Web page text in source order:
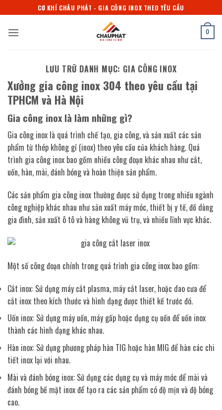
qua
CƠ KHÍ CHÂU PHÁT - GIA CÔNG INOX THEO YÊU CẦU
0
LƯU TRỮ DANH MỤC: GIA CÔNG INOX
Xưởng gia công inox 304 theo yêu cầu tại
TPHCM và Hà Nội
Gia công inox là làm những gì?
Gia công inox là quá trình chế tạo, gia công, và sản xuất các sản
phẩm từ thép không gỉ (inox) theo yêu cầu của khách hàng. Quá
trình gia công inox bao gồm nhiều công đoạn khác nhau như cắt,
uốn, hàn, mài, đánh bóng và hoàn thiện sản phẩm.
Các sản phẩm gia công inox thường được sử dụng trong nhiều ngành
công nghiệp khác nhau như sản xuất máy móc, thiết bị y tế, đồ dùng
gia đình, sản xuất ô tô và hàng không vũ trụ, và nhiều lĩnh vực khác.
Một số công đoạn chính trong quá trình gia công inox bao gồm:
Cắt inox: Sử dụng máy cắt plasma, máy cắt laser, hoặc dao cưa để
cắt inox theo kích thước và hình dạng được thiết kế trước đó.
Uốn inox: Sử dụng máy uốn, máy gấp hoặc dụng cụ uốn để uốn inox
thành các hình dạng khác nhau.
Hàn inox: Sử dụng phương pháp hàn TIG hoặc hàn MIG để hàn các chi
tiết inox lại với nhau.
Mài và đánh bóng inox: Sử dụng các dụng cụ và máy móc để mài và
đánh bóng bề mặt inox để tạo ra các sản phẩm có độ mịn và độ bóng
cao.